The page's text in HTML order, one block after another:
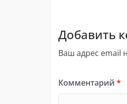
Добавить
Ваш адрес email
Комментарий *